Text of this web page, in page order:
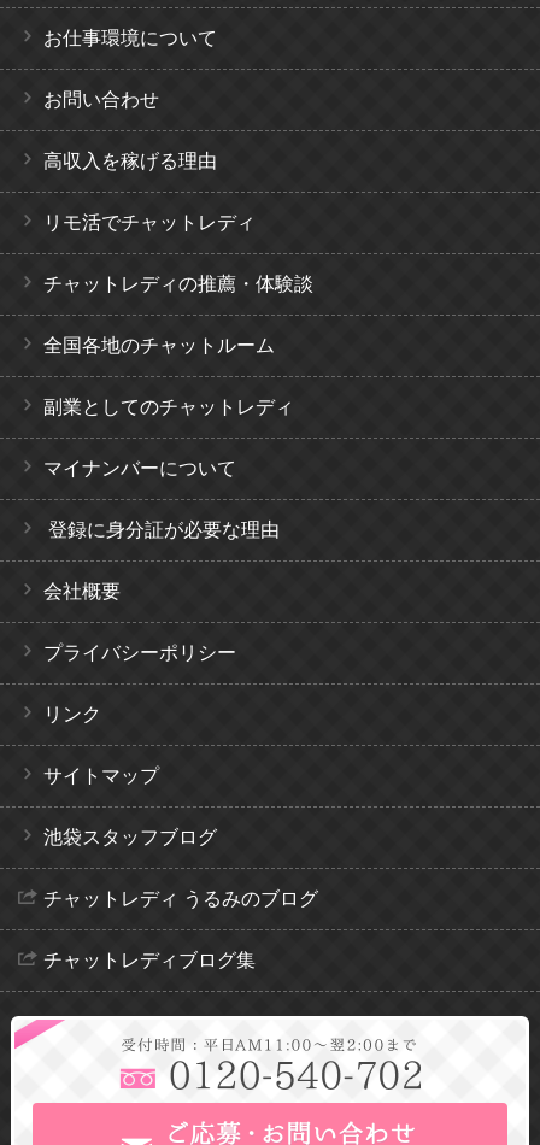
お仕事環境について
お問い合わせ
高収入を稼げる理由
リモ活でチャットレディ
チャットレディの推薦・体験談
全国各地のチャットルーム
副業としてのチャットレディ
マイナンバーについて
登録に身分証が必要な理由
会社概要
プライバシーポリシー
リンク
サイトマップ
池袋スタッフブログ
チャットレディ うるみのブログ
チャットレディブログ集